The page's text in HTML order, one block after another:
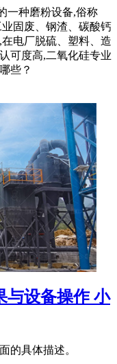
一种磨粉设备,俗称
固废、钢渣、碳酸钙
电厂脱硫、塑料、造
可度高,二氧化硅专业
些？
与设备操作 小
的具体描述。